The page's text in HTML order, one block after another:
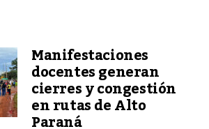
Manifestaciones
docentes generan
cierres y congestión
en rutas de Alto
Paraná